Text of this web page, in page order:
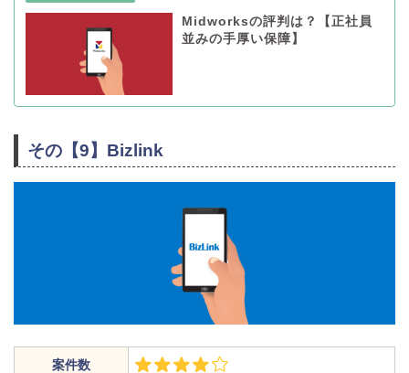
Midworksの評判は？【正社員
並みの手厚い保障】
その【9】Bizlink
案件数